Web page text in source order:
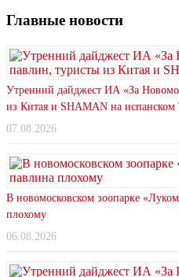
Главные новости
Утренний дайджест ИА «За
из Китая и SHAMAN на
07.08.2026
В новомосковском зоопарке
плохому
06.08.2026